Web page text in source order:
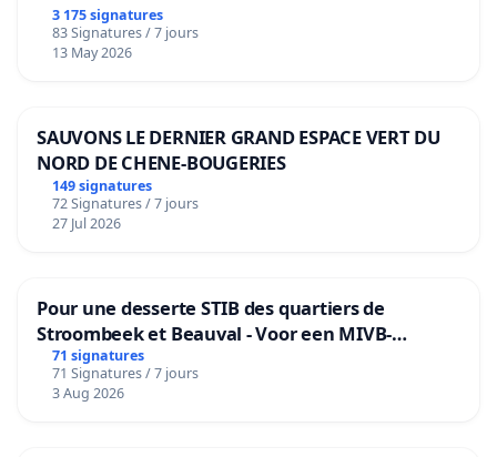
3 175 signatures
83 Signatures / 7 jours
13 May 2026
SAUVONS LE DERNIER GRAND ESPACE VERT DU
NORD DE CHENE-BOUGERIES
149 signatures
72 Signatures / 7 jours
27 Jul 2026
Pour une desserte STIB des quartiers de
Stroombeek et Beauval - Voor een MIVB-
bediening van de wijken Strombeek en Het
Voor
71 signatures
71 Signatures / 7 jours
3 Aug 2026